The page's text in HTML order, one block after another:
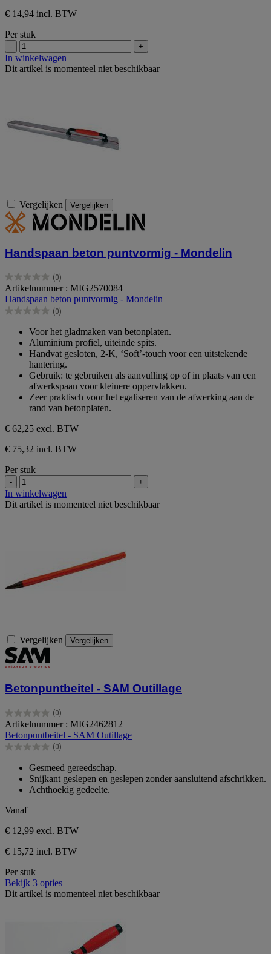
€ 14,94 incl. BTW
Per stuk
- +
In winkelwagen
Dit artikel is momenteel niet beschikbaar
Vergelijken Vergelijken
Handspaan beton puntvormig - Mondelin
(0)
0.0
van
de
5
Artikelnummer : MIG2570084
Handspaan beton puntvormig - Mondelin
(0)
0.0
sterren.
Voor het gladmaken van betonplaten.
Aluminium profiel, uiteinde spits.
Handvat gesloten, 2-K, ‘Soft’-touch voor een uitstekende
hantering.
Gebruik: te gebruiken als aanvulling op of in plaats van een
afwerkspaan voor kleinere oppervlakken.
Zeer praktisch voor het egaliseren van de afwerking aan de
rand van betonplaten.
€ 62,25 excl. BTW
€ 75,32 incl. BTW
Per stuk
- +
In winkelwagen
Dit artikel is momenteel niet beschikbaar
Vergelijken Vergelijken
Betonpuntbeitel - SAM Outillage
(0)
0.0
van
de
5
Artikelnummer : MIG2462812
Betonpuntbeitel - SAM Outillage
(0)
0.0
sterren.
Gesmeed gereedschap.
Snijkant geslepen en geslepen zonder aansluitend afschrikken.
Achthoekig gedeelte.
Vanaf
€ 12,99 excl. BTW
€ 15,72 incl. BTW
Per stuk
Bekijk 3 opties
Dit artikel is momenteel niet beschikbaar